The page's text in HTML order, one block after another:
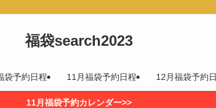
福袋search2023
袋予約日程 11月福袋予約日程 12月福袋予約
11月福袋予約カレンダー>>